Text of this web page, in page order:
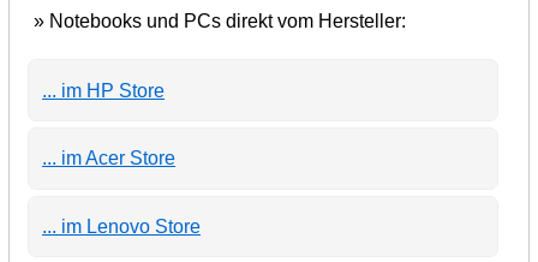
» Notebooks und PCs direkt vom Hersteller:
... im HP Store
... im Acer Store
... im Lenovo Store